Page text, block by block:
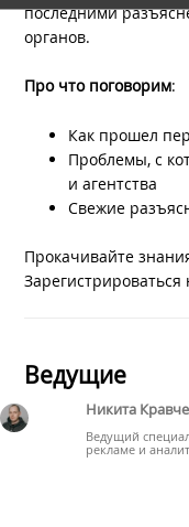
последними
органов.
Про что поговорим:
Как прошел
Проблемы, с
и агентства
Свежие
Прокачивайте
Ведущие
Никита
Ведущий
рекламе и